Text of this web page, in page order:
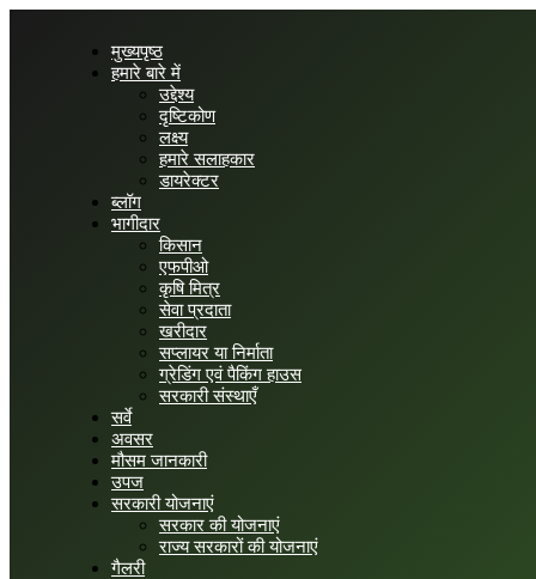
मुख्यपृष्ठ
हमारे बारे में
उद्देश्य
दृष्टिकोण
लक्ष्य
हमारे सलाहकार
डायरेक्टर
ब्लॉग
भागीदार
किसान
एफपीओ
कृषि मित्र
सेवा प्रदाता
खरीदार
सप्लायर या निर्माता
ग्रेडिंग एवं पैकिंग हाउस
सरकारी संस्थाएँ
सर्वे
अवसर
मौसम जानकारी
उपज
सरकारी योजनाएं
सरकार की योजनाएं
राज्य सरकारों की योजनाएं
गैलरी